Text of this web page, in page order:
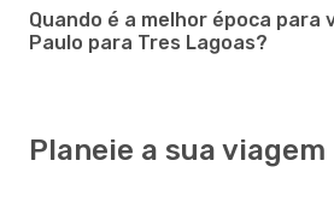
Quando é a melhor época para
Paulo para Tres Lagoas?
Planeie a sua viagem